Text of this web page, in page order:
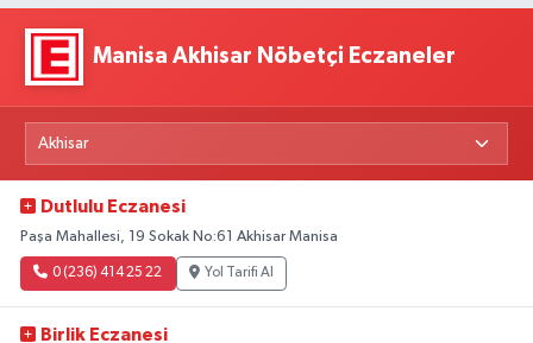
Manisa Akhisar Nöbetçi Eczaneler
Dutlulu Eczanesi
Paşa Mahallesi, 19 Sokak No:61 Akhisar Manisa
0 (236) 414 25 22 Yol Tarifi Al
Birlik Eczanesi